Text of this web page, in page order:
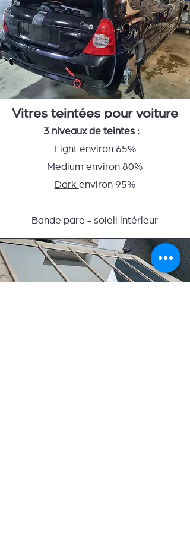
Vitres teintées pour voiture
3 niveaux de teintes :
Lightenviron 65%
Medium environ 80%
Dark environ 95%
Bande pare - soleil intérieur